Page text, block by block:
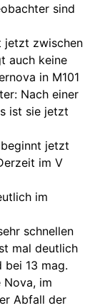
sind
jetzt zwischen
auch keine
in M101
Nach einer
ist sie jetzt
jetzt
im V
im
schnellen
mal deutlich
bei 13 mag.
Nova, im
Abfall der